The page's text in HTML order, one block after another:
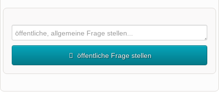
öffentliche Frage stellen